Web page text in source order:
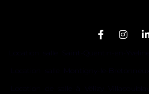
Location salle Saint-Quentin-en-Yvelines
Location salle Montigny-le-Bretonneux
Location de salle à Vélizy Villacoublay